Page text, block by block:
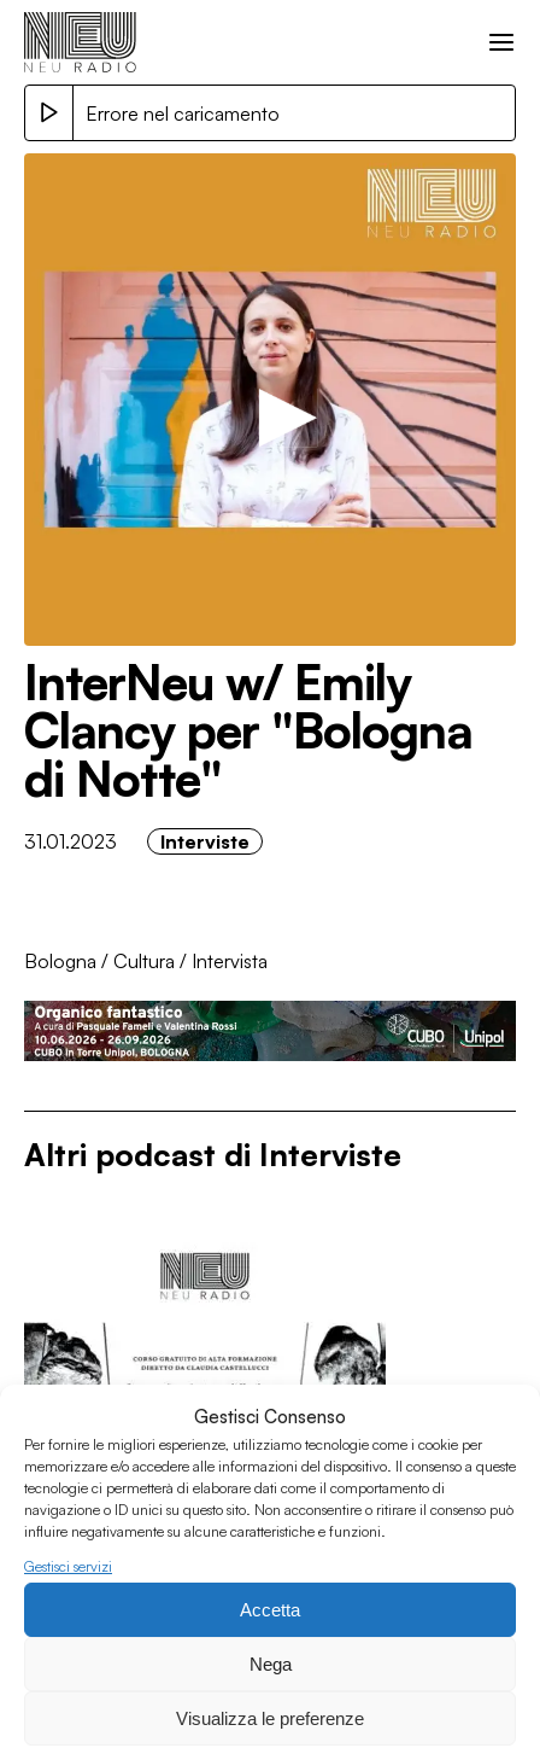
Gestisci Consenso
Per fornire le migliori esperienze, utilizziamo tecnologie come i cookie per
memorizzare e/o accedere alle informazioni del dispositivo. Il consenso a queste
tecnologie ci permetterà di elaborare dati come il comportamento di
navigazione o ID unici su questo sito. Non acconsentire o ritirare il consenso può
influire negativamente su alcune caratteristiche e funzioni.
Gestisci servizi
Accetta
Nega
Visualizza le preferenze
Errore nel caricamento
InterNeu w/ Emily
Clancy per "Bologna
di Notte"
31.01.2023 Interviste
Bologna / Cultura / Intervista
Altri podcast di Interviste
Intervista a Claudia Castellucci per il Corso
d'Alta Formazione Societas